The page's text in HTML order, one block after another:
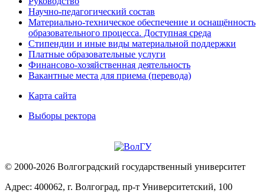
Научно-педагогический состав
Материально-техническое обеспечение и оснащённость
образовательного процесса. Доступная среда
Стипендии и иные виды материальной поддержки
Платные образовательные услуги
Финансово-хозяйственная деятельность
Вакантные места для приема (перевода)
Карта сайта
Выборы ректора
© 2000-2026 Волгоградский государственный университет
Адрес: 400062, г. Волгоград, пр-т Университетский, 100